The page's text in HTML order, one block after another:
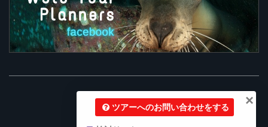
×
ツアーへのお問い合わせをする